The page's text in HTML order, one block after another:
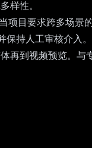
样性。
项目要求跨多场景
持人工审核介入。
再到视频预览。